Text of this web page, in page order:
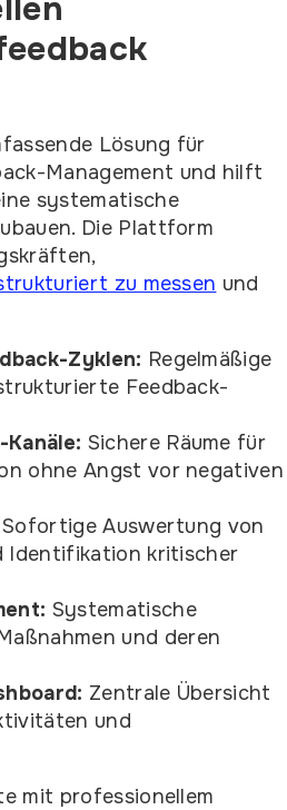
Lösung für
Management und hilft
systematische
Die Plattform
zu messen und
Zyklen: Regelmäßige
Feedback-
Sichere Räume für
ohne Angst vor negativen
Sofortige Auswertung von
Identifikation kritischer
Systematische
und deren
Zentrale Übersicht
und
mit professionellem